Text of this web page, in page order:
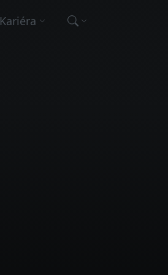
Kariéra Vyhľadávanie